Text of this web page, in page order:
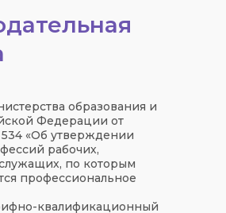
образования и
Федерации от
«Об утверждении
рабочих,
по которым
профессиональное
квалификационный